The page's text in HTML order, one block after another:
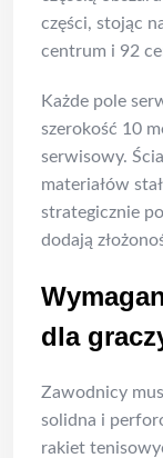
części, stojąc
centrum i 92
Każde pole
szerokość 10
serwisowy.
materiałów
strategicznie
dodają
dla
Zawodnicy
solidna i
rakiet